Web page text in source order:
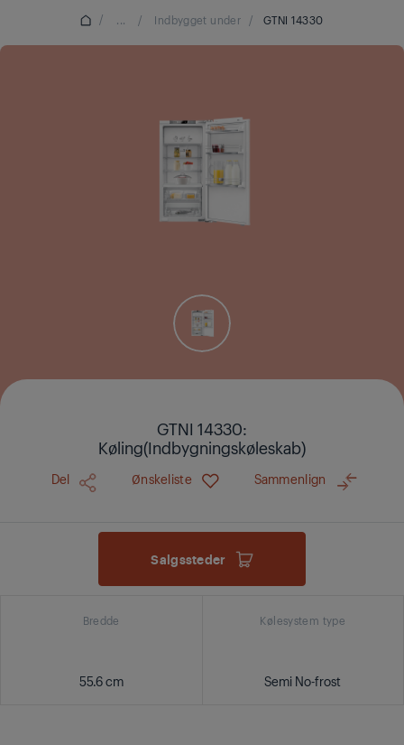
/ ... / Indbygget under / GTNI 14330
GTNI 14330:
Køling(Indbygningskøleskab)
Del Ønskeliste Sammenlign
Salgssteder
Bredde
55.6 cm
Kølesystem type
Semi No-frost